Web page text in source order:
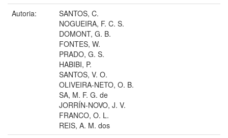
Autoria:
SANTOS, C.
NOGUEIRA, F. C. S.
DOMONT, G. B.
FONTES, W.
PRADO, G. S.
HABIBI, P.
SANTOS, V. O.
OLIVEIRA-NETO, O. B.
SA, M. F. G. de
JORRÍN-NOVO, J. V.
FRANCO, O. L.
REIS, A. M. dos